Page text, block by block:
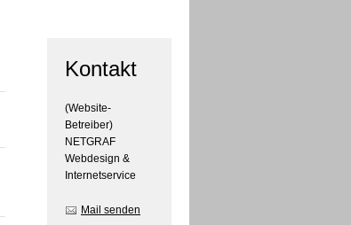
Kontakt
(Website-
Betreiber)
NETGRAF
Webdesign &
Internetservice
Mail senden